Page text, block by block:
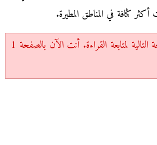
كثافة في المناطق المطيرة.
اضغط على الصفحة التالية لمتابعة القراءة. أنت الآن بالصفحة 1